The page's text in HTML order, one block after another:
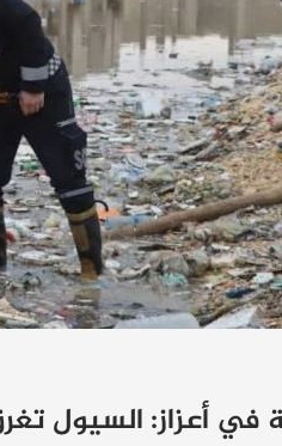
في أعزاز: السيول